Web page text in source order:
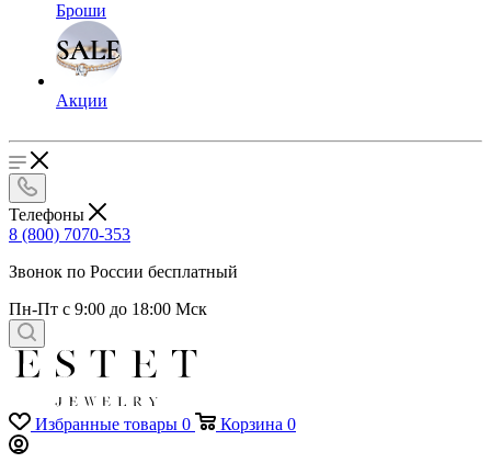
Броши
Акции
Телефоны
8 (800) 7070-353
Звонок по России бесплатный
Пн-Пт с 9:00 до 18:00 Мск
Избранные товары 0 Корзина 0